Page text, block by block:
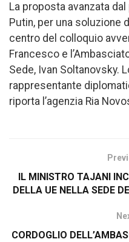
La proposta avanzata
Putin, per una soluzione
centro del colloquio
Francesco e
Sede, Ivan Soltanovsky.
rappresentante
riporta l’agenzia Ria
IL MINISTRO TAJANI
DELLA UE NELLA SEDE
CORDOGLIO